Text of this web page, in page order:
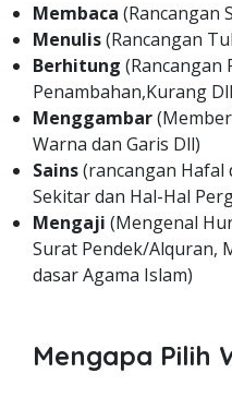
Membaca (Rancangan
Menulis(Rancangan
Berhitung (Rancangan
Penambahan,Kurang
Menggambar
Warna dan Garis Dll)
Sains(rancangan Hafal
Sekitar dan Hal-Hal
Mengaji (Mengenal
Surat Pendek/Alquran,
dasar Agama Islam)
Mengapa Pilih